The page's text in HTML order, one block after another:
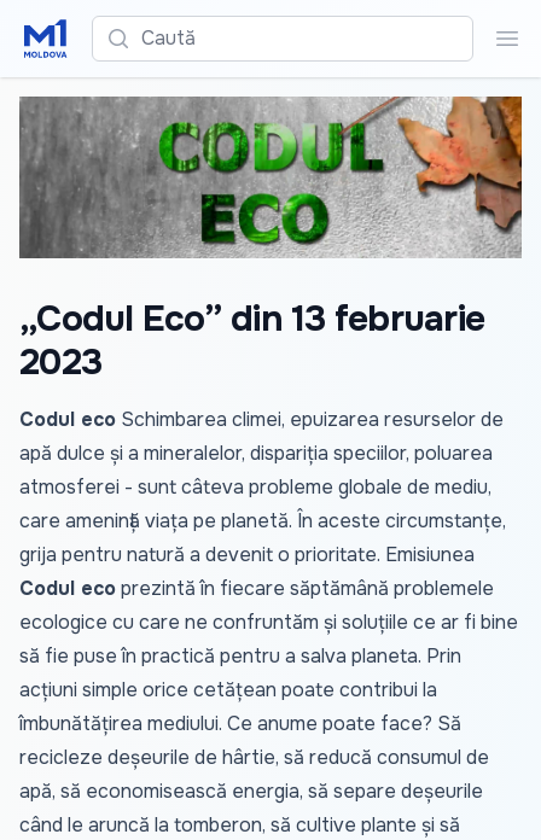
Caută
„Codul Eco” din 13 februarie
2023
Codul eco Schimbarea climei, epuizarea resurselor de
apă dulce și a mineralelor, dispariția speciilor, poluarea
atmosferei - sunt câteva probleme globale de mediu,
care amenință viața pe planetă. În aceste circumstanțe,
grija pentru natură a devenit o prioritate. Emisiunea
Codul ecoprezintă în fiecare săptămână problemele
ecologice cu care ne confruntăm și soluțiile ce ar fi bine
să fie puse în practică pentru a salva planeta. Prin
acțiuni simple orice cetățean poate contribui la
îmbunătățirea mediului. Ce anume poate face? Să
recicleze deșeurile de hârtie, să reducă consumul de
apă, să economisească energia, să separe deșeurile
când le aruncă la tomberon, să cultive plante și să